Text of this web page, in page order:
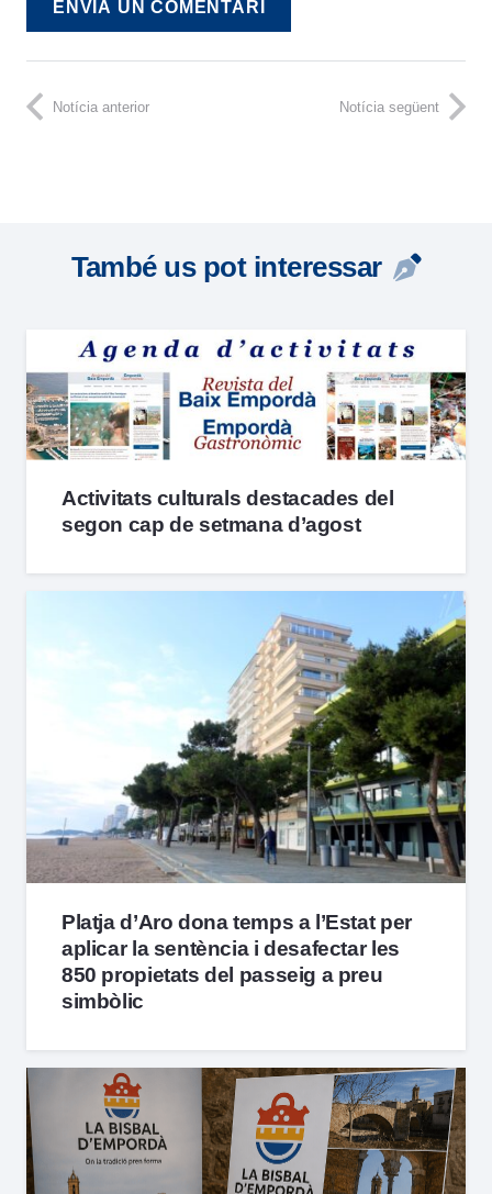
ENVIA UN COMENTARI
Notícia anterior Notícia següent
També us pot interessar
Activitats culturals destacades del
segon cap de setmana d’agost
Platja d’Aro dona temps a l’Estat per
aplicar la sentència i desafectar les
850 propietats del passeig a preu
simbòlic